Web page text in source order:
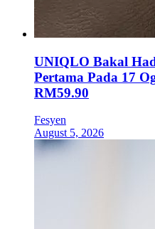
UNIQLO Bakal
Pertama Pada 17
RM59.90
Fesyen
August 5, 2026